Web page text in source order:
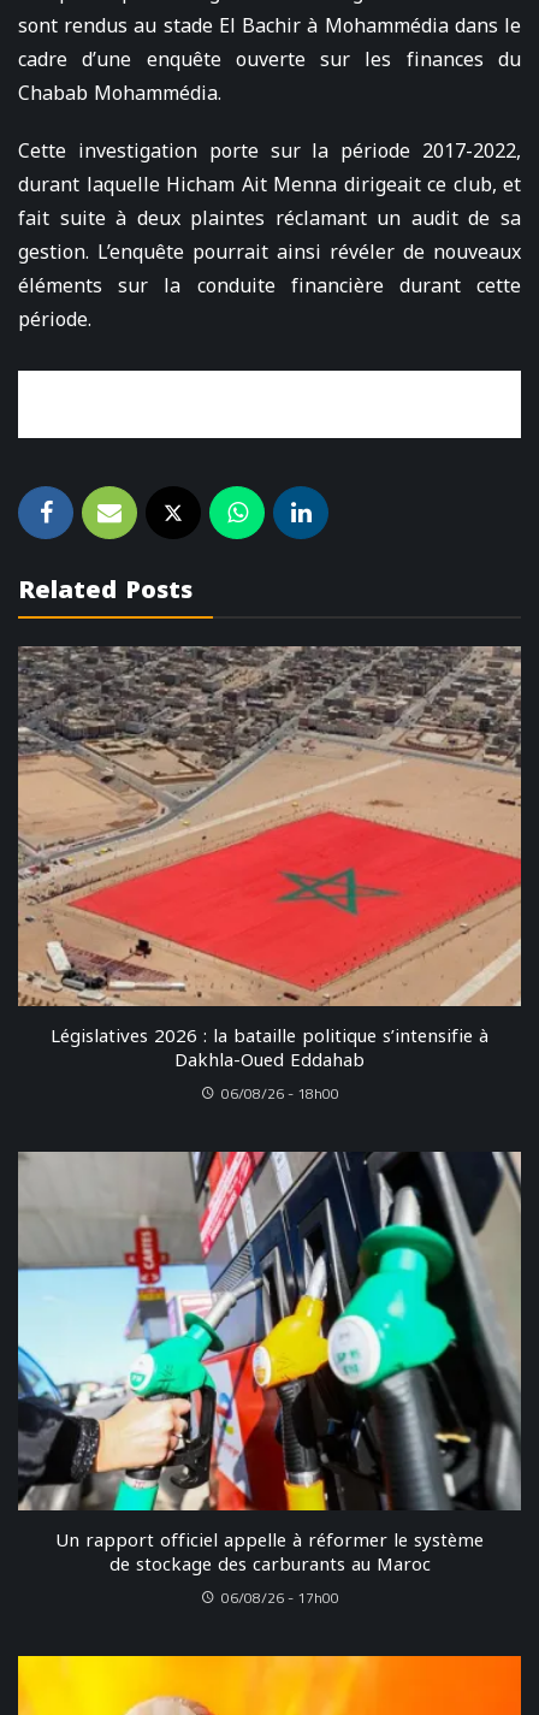
sont rendus au stade El Bachir à Mohammédia dans le
cadre d’une enquête ouverte sur les finances du
Chabab Mohammédia.
Cette investigation porte sur la période 2017-2022,
durant laquelle Hicham Ait Menna dirigeait ce club, et
fait suite à deux plaintes réclamant un audit de sa
gestion. L’enquête pourrait ainsi révéler de nouveaux
éléments sur la conduite financière durant cette
période.
Related Posts
Législatives 2026 : la bataille politique s’intensifie à
Dakhla-Oued Eddahab
06/08/26 - 18h00
Un rapport officiel appelle à réformer le système
de stockage des carburants au Maroc
06/08/26 - 17h00